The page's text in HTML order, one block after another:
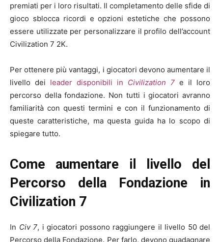
premiati per i loro risultati. Il completamento delle sfide di
gioco sblocca ricordi e opzioni estetiche che possono
essere utilizzate per personalizzare il profilo dell’account
Civilization 7 2K.
Per ottenere più vantaggi, i giocatori devono aumentare il
livello dei leader disponibili in Civilization 7 e il loro
percorso della fondazione. Non tutti i giocatori avranno
familiarità con questi termini e con il funzionamento di
queste caratteristiche, ma questa guida ha lo scopo di
spiegare tutto.
Come aumentare il livello del
Percorso della Fondazione in
Civilization 7
In Civ 7, i giocatori possono raggiungere il livello 50 del
Percorso della Fondazione. Per farlo, devono guadagnare